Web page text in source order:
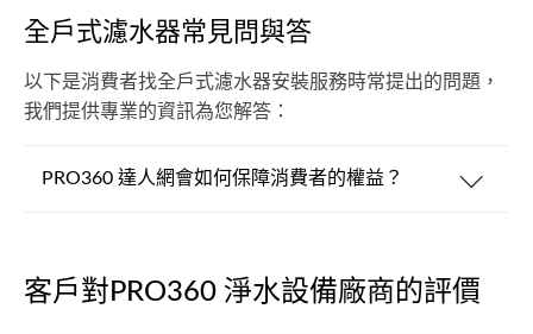
全戶式濾水器常見問與答
以下是消費者找全戶式濾水器安裝服務時常提出的問題，
我們提供專業的資訊為您解答：
PRO360 達人網會如何保障消費者的權益？
客戶對PRO360 淨水設備廠商的評價